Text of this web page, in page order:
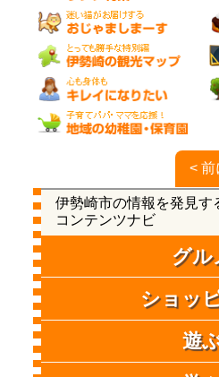
< 前
伊勢崎市の情報を発見す
コンテンツナビ
グル
ショッ
遊